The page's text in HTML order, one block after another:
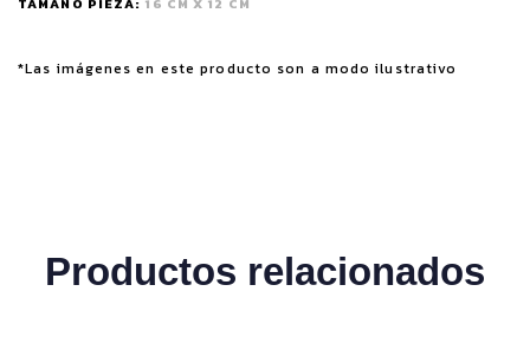
*Las imágenes en este producto son a modo ilustrativo
Productos relacionados